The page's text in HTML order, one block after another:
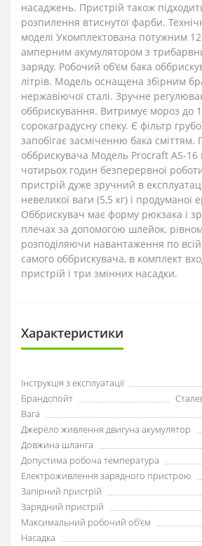
насаджень. Пристрій також
розпилення втиснутої фарби.
моделі Укомплектована потужним
амперним акумулятором з
заряду. Робочий об'єм бака
літрів. Модель оснащена збірним
нержавіючої сталі. Зручне
оббрискування. Витримує мороз до
сорокаградусну спеку. Є фільтр
запобігає засміченню бака сміттям.
оббрискувача Модель Procraft AS-16
чотирьох годин безперервної
пристрій дуже зручний в
невеликої ваги (5,5 кг) і продуманої
Оббрискувач має форму рюкзака і
плечах за допомогою шлейок,
розподіляючи навантаження по
самого оббрискувача, в комплект
пристрій і три змінних насадки.
Характеристики
Інструкція з експлуатації
Брандспойт
Вага
Джерело живлення двигуна акумулятор
Довжина шланга
Допустима робоча температура
Електроживлення зарядного пристрою
Запірний пристрій
Зарядний пристрій
Максимальний робочий об'єм
Насадка